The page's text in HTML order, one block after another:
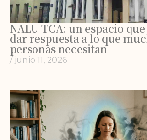
NALU TCA: un espacio
dar respuesta a lo que
personas necesitan
/ junio 11, 2026